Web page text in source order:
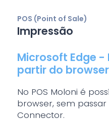
POS (Point of Sale)
Impressão
Microsoft Edge
partir do browser
No POS Moloni é
browser, sem
Connector.